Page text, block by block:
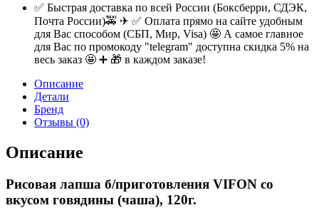
✅ Быстрая доставка по всей России (Боксберри, СДЭК,
Почта России)🚕 ✈ ✅ Оплата прямо на сайте удобным
для Вас способом (СБП, Мир, Visa) 🤩 А самое главное
для Вас по промокоду "telegram" доступна скидка 5% на
весь заказ 🤩 ➕ 🎁 в каждом заказе!
Описание
Детали
Бренд
Отзывы (0)
Описание
Рисовая лапша б/приготовления VIFON со
вкусом говядины (чаша), 120г.